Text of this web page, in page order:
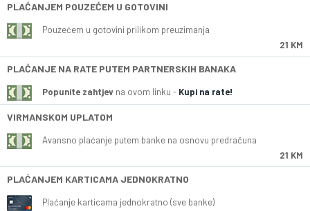
PLAĆANJEM POUZEĆEM U GOTOVINI
Pouzećem u gotovini prilikom preuzimanja
21 KM
PLAĆANJE NA RATE PUTEM PARTNERSKIH BANAKA
Popunite zahtjev na ovom linku - Kupi na rate!
VIRMANSKOM UPLATOM
Avansno plaćanje putem banke na osnovu predračuna
21 KM
PLAĆANJEM KARTICAMA JEDNOKRATNO
Plaćanje karticama jednokratno (sve banke)